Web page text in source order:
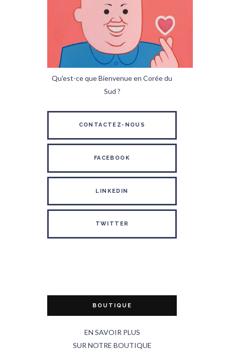
Qu'est-ce que Bienvenue en Corée du
Sud ?
CONTACTEZ-NOUS
FACEBOOK
LINKEDIN
TWITTER
BOUTIQUE
EN SAVOIR PLUS
SUR NOTRE BOUTIQUE